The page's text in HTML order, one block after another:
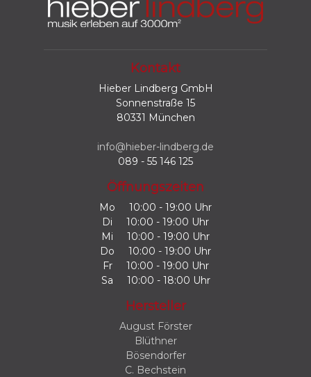
Kontakt
Hieber Lindberg GmbH
Sonnenstraße 15
80331 München
info@hieber-lindberg.de
089 - 55 146 125
Öffnungszeiten
Mo
10:00 - 19:00 Uhr
Di
10:00 - 19:00 Uhr
Mi
10:00 - 19:00 Uhr
Do
10:00 - 19:00 Uhr
Fr
10:00 - 19:00 Uhr
Sa
10:00 - 18:00 Uhr
Hersteller
August Förster
Blüthner
Bösendorfer
C. Bechstein